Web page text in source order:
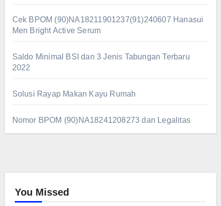
Cek BPOM (90)NA18211901237(91)240607 Hanasui
Men Bright Active Serum
Saldo Minimal BSI dan 3 Jenis Tabungan Terbaru
2022
Solusi Rayap Makan Kayu Rumah
Nomor BPOM (90)NA18241208273 dan Legalitas
You Missed